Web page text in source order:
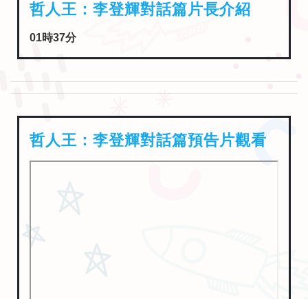
哲人王：李登輝對話篇片長介紹
01時37分
哲人王：李登輝對話篇預告片觀看